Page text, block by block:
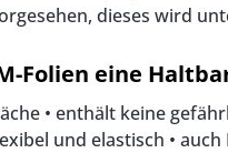
dieses wird
Folien eine
• enthält keine
und elastisch •